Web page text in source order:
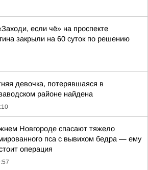
если чё» на проспекте
закрыли на 60 суток по решению
девочка, потерявшаяся в
районе найдена
Новгороде спасают тяжело
пса с вывихом бедра — ему
операция